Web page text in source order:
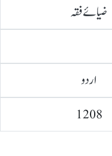
ضیائے فقہ
اردو
1208